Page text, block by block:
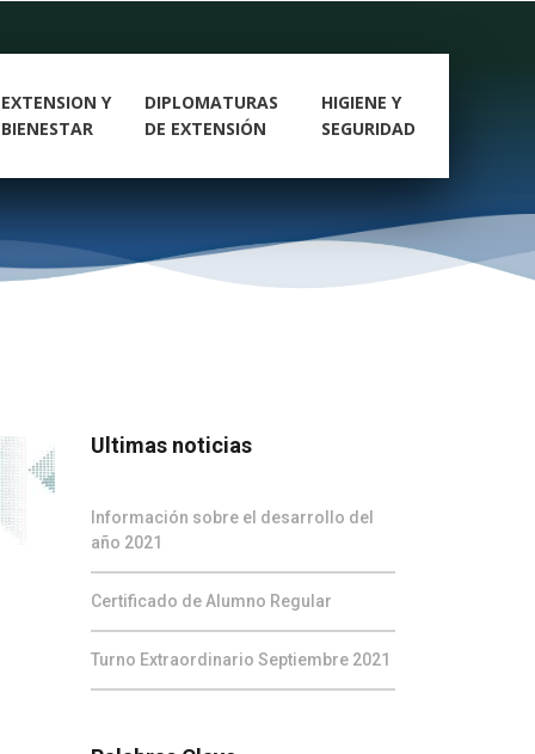
EXTENSION Y
BIENESTAR
DIPLOMATURAS
DE EXTENSIÓN
HIGIENE Y
SEGURIDAD
Ultimas noticias
Información sobre el desarrollo del
año 2021
Certificado de Alumno Regular
Turno Extraordinario Septiembre 2021